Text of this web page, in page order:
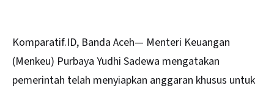
Komparatif.ID, Banda Aceh— Menteri Keuangan
(Menkeu) Purbaya Yudhi Sadewa mengatakan
pemerintah telah menyiapkan anggaran khusus untuk